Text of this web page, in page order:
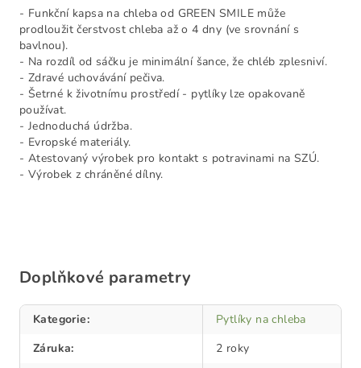
- Funkční kapsa na chleba od GREEN SMILE může
prodloužit čerstvost chleba až o 4 dny (ve srovnání s
bavlnou).
- Na rozdíl od sáčku je minimální šance, že chléb zplesniví.
- Zdravé uchovávání pečiva.
- Šetrné k životnímu prostředí - pytlíky lze opakovaně
používat.
- Jednoduchá údržba.
- Evropské materiály.
- Atestovaný výrobek pro kontakt s potravinami na SZÚ.
- Výrobek z chráněné dílny.
Doplňkové parametry
Kategorie:
Pytlíky na chleba
Záruka:
2 roky